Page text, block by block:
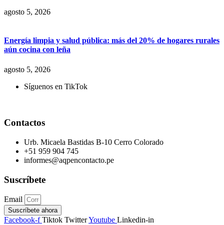
agosto 5, 2026
Energía limpia y salud pública: más del 20% de hogares rurales
aún cocina con leña
agosto 5, 2026
Síguenos en TikTok
Contactos
Urb. Micaela Bastidas B-10 Cerro Colorado
+51 959 904 745
informes@aqpencontacto.pe
Suscríbete
Email
Suscríbete ahora
Facebook-f Tiktok TwitterYoutube Linkedin-in